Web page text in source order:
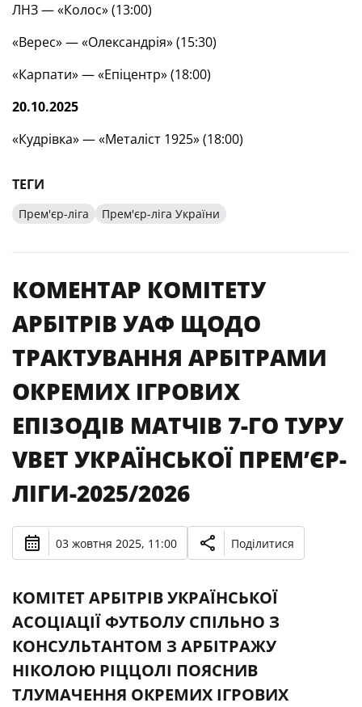
ЛНЗ — «Колос» (13:00)
«Верес» — «Олександрія» (15:30)
«Карпати» — «Епіцентр» (18:00)
20.10.2025
«Кудрівка» — «Металіст 1925» (18:00)
ТЕГИ
Прем'єр-ліга Прем'єр-ліга України
КОМЕНТАР КОМІТЕТУ
АРБІТРІВ УАФ ЩОДО
ТРАКТУВАННЯ АРБІТРАМИ
ОКРЕМИХ ІГРОВИХ
ЕПІЗОДІВ МАТЧІВ 7-ГО ТУРУ
VBET УКРАЇНСЬКОЇ ПРЕМʼЄР-
ЛІГИ-2025/2026
03 жовтня 2025, 11:00 Поділитися
КОМІТЕТ АРБІТРІВ УКРАЇНСЬКОЇ
АСОЦІАЦІЇ ФУТБОЛУ СПІЛЬНО З
КОНСУЛЬТАНТОМ З АРБІТРАЖУ
НІКОЛОЮ РІЦЦОЛІ ПОЯСНИВ
ТЛУМАЧЕННЯ ОКРЕМИХ ІГРОВИХ